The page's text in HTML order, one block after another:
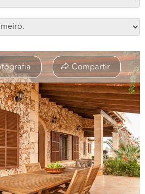
Compartir